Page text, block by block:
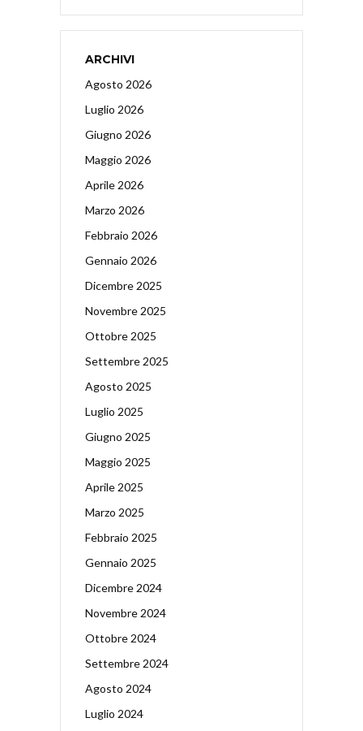
ARCHIVI
Agosto 2026
Luglio 2026
Giugno 2026
Maggio 2026
Aprile 2026
Marzo 2026
Febbraio 2026
Gennaio 2026
Dicembre 2025
Novembre 2025
Ottobre 2025
Settembre 2025
Agosto 2025
Luglio 2025
Giugno 2025
Maggio 2025
Aprile 2025
Marzo 2025
Febbraio 2025
Gennaio 2025
Dicembre 2024
Novembre 2024
Ottobre 2024
Settembre 2024
Agosto 2024
Luglio 2024